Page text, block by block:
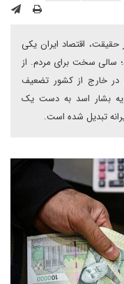
حقیقت، اقتصاد ایران یکی
را در‌ ۲۰۲۴ تجربه کرد؛ سالی سخت برای مردم. از
در خارج از کشور تضعیف
بشار اسد به دست یک
تبدیل شده است.